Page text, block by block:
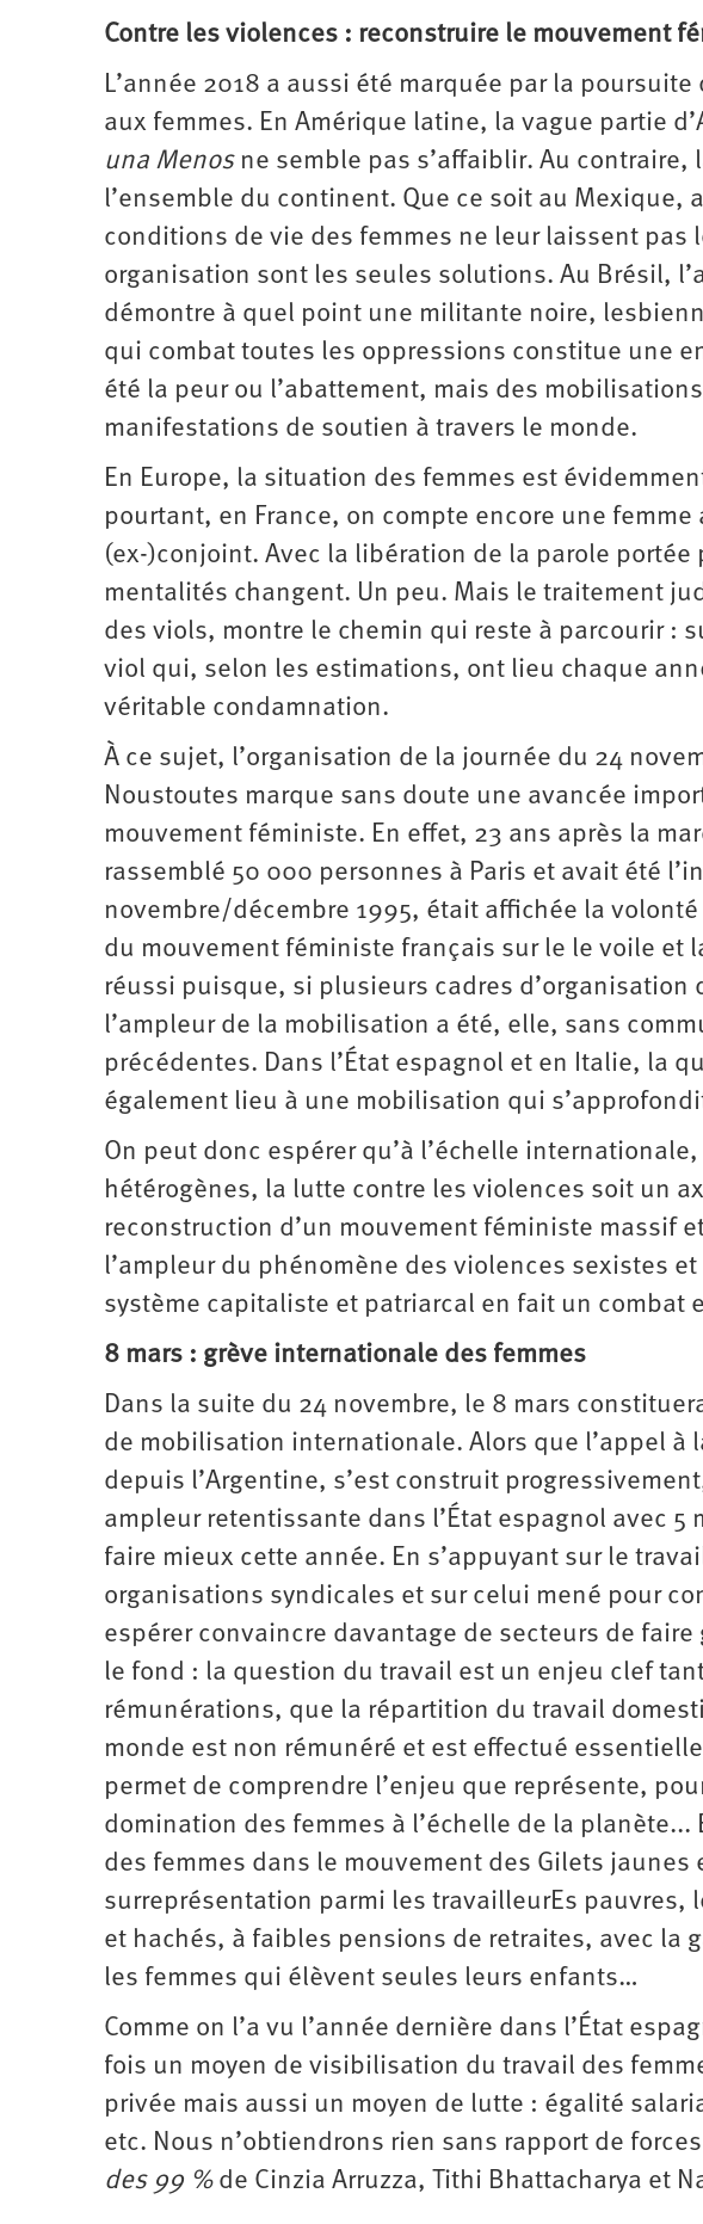
Contre les violences : reconstruire le mouvement
L’année 2018 a aussi été marquée par la
aux femmes. En Amérique latine, la vague partie
una Menosne semble pas s’affaiblir. Au contraire,
l’ensemble du continent. Que ce soit au Mexique,
conditions de vie des femmes ne leur laissent pas
organisation sont les seules solutions. Au Brésil,
démontre à quel point une militante noire,
qui combat toutes les oppressions constitue une
été la peur ou l’abattement, mais des
manifestations de soutien à travers le monde.
En Europe, la situation des femmes est
pourtant, en France, on compte encore une
(ex-)conjoint. Avec la libération de la parole portée
mentalités changent. Un peu. Mais le traitement
des viols, montre le chemin qui reste à parcourir :
viol qui, selon les estimations, ont lieu chaque
véritable condamnation.
À ce sujet, l’organisation de la journée du 24
Noustoutes marque sans doute une avancée
mouvement féministe. En effet, 23 ans après la
rassemblé 50 000 personnes à Paris et avait été
novembre/décembre 1995, était affichée la
du mouvement féministe français sur le le voile et
réussi puisque, si plusieurs cadres d’organisation
l’ampleur de la mobilisation a été, elle, sans
précédentes. Dans l’État espagnol et en Italie, la
également lieu à une mobilisation qui
On peut donc espérer qu’à l’échelle
hétérogènes, la lutte contre les violences soit un
reconstruction d’un mouvement féministe massif
l’ampleur du phénomène des violences sexistes
système capitaliste et patriarcal en fait un combat
8 mars : grève internationale des femmes
Dans la suite du 24 novembre, le 8 mars
de mobilisation internationale. Alors que l’appel à
depuis l’Argentine, s’est construit
ampleur retentissante dans l’État espagnol avec 5
faire mieux cette année. En s’appuyant sur le
organisations syndicales et sur celui mené pour
espérer convaincre davantage de secteurs de
le fond : la question du travail est un enjeu clef
rémunérations, que la répartition du travail
monde est non rémunéré et est effectué
permet de comprendre l’enjeu que représente,
domination des femmes à l’échelle de la planète...
des femmes dans le mouvement des Gilets
surreprésentation parmi les travailleurEs pauvres,
et hachés, à faibles pensions de retraites, avec la
les femmes qui élèvent seules leurs enfants…
Comme on l’a vu l’année dernière dans l’État
fois un moyen de visibilisation du travail des
privée mais aussi un moyen de lutte : égalité
etc. Nous n’obtiendrons rien sans rapport de
des 99 % de Cinzia Arruzza, Tithi Bhattacharya et